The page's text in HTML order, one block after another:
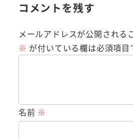
コメントを残す
メールアドレスが公開される
※ が付いている欄は必須項目
名前 ※